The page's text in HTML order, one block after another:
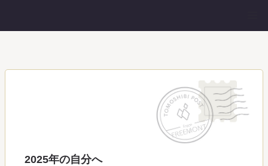
2025年の自分へ